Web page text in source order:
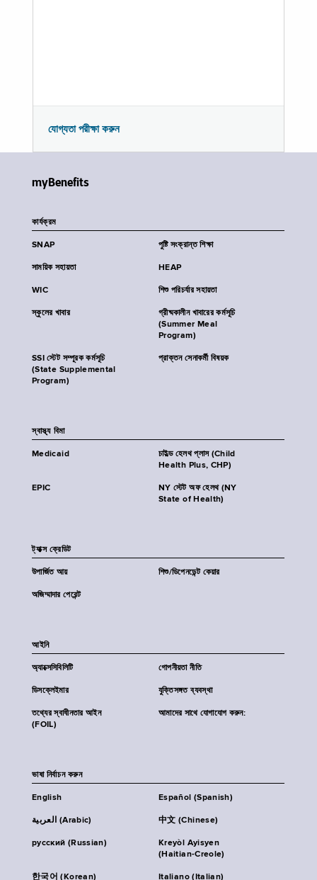
যোগ্যতা পরীক্ষা করুন
myBenefits
কার্যক্রম
SNAP পুষ্টি সংক্রান্ত শিক্ষা
সাময়িক সহায়তা HEAP
WIC শিশু পরিচর্যার সহায়তা
স্কুলের খাবার
গ্রীষ্মকালীন খাবারের কর্মসূচি
(Summer Meal
Program)
SSI স্টেট সম্পূরক কর্মসূচি
(State Supplemental
Program)
প্রাক্তন সেনাকর্মী বিষয়ক
স্বাস্থ্য বিমা
Medicaid
চাইল্ড হেলথ প্লাস (Child
Health Plus, CHP)
EPIC
NY স্টেট অফ হেলথ (NY
State of Health)
ট্যাক্স ক্রেডিট
উপার্জিত আয় শিশু/ডিপেনডেন্ট কেয়ার
অজিম্মাদার পেরেন্ট
আইনি
অ্যাক্সেসিবিলিটি গোপনীয়তা নীতি
ডিসক্লেইমার যুক্তিসঙ্গত ব্যবস্থা
তথ্যের স্বাধীনতার আইন
(FOIL)
আমাদের সাথে যোগাযোগ করুন:
ভাষা নির্বাচন করুন
English Español (Spanish)
العربية (Arabic) 中文 (Chinese)
русский (Russian)
Kreyòl Ayisyen
(Haitian-Creole)
한국어 (Korean) Italiano (Italian)